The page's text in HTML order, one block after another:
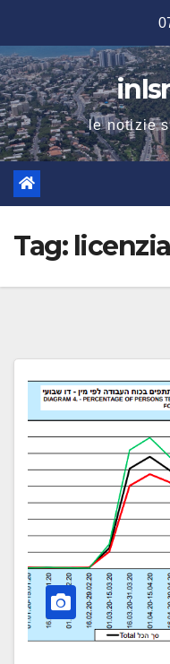
contenuto
le notizie
Tag: